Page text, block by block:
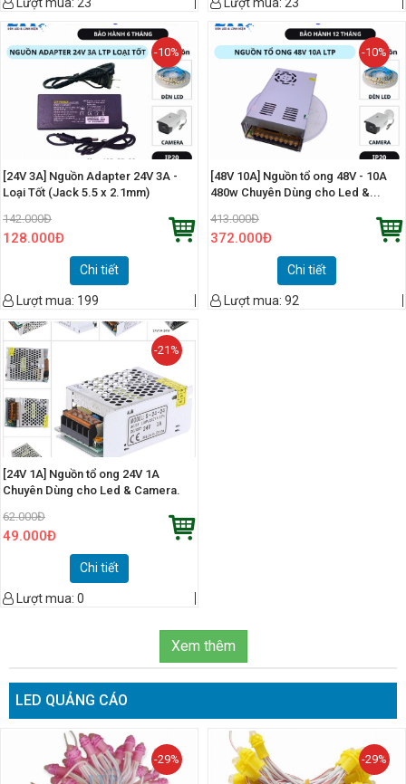
-10%
[24V 3A] Nguồn Adapter 24V 3A -
Loại Tốt (Jack 5.5 x 2.1mm)
142.000Đ
128.000Đ
Chi tiết
Lượt mua: 199
-10%
[48V 10A] Nguồn tổ ong 48V - 10A
480w Chuyên Dùng cho Led &...
413.000Đ
372.000Đ
Chi tiết
Lượt mua: 92
-21%
[24V 1A] Nguồn tổ ong 24V 1A
Chuyên Dùng cho Led & Camera.
62.000Đ
49.000Đ
Chi tiết
Lượt mua: 0
Xem thêm
LED QUẢNG CÁO
-29% -29%